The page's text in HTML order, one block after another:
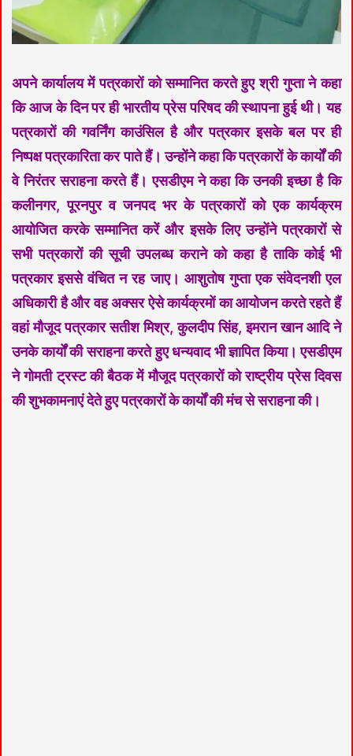
अपने कार्यालय में पत्रकारों को सम्मानित करते हुए श्री गुप्ता ने कहा
कि आज के दिन पर ही भारतीय प्रेस परिषद की स्थापना हुई थी। यह
पत्रकारों की गवर्निंग काउंसिल है और पत्रकार इसके बल पर ही
निष्पक्ष पत्रकारिता कर पाते हैं। उन्होंने कहा कि पत्रकारों के कार्यों की
वे निरंतर सराहना करते हैं। एसडीएम ने कहा कि उनकी इच्छा है कि
कलीनगर, पूरनपुर व जनपद भर के पत्रकारों को एक कार्यक्रम
आयोजित करके सम्मानित करें और इसके लिए उन्होंने पत्रकारों से
सभी पत्रकारों की सूची उपलब्ध कराने को कहा है ताकि कोई भी
पत्रकार इससे वंचित न रह जाए। आशुतोष गुप्ता एक संवेदनशी एल
अधिकारी है और वह अक्सर ऐसे कार्यक्रमों का आयोजन करते रहते हैं
वहां मौजूद पत्रकार सतीश मिश्र, कुलदीप सिंह, इमरान खान आदि ने
उनके कार्यों की सराहना करते हुए धन्यवाद भी ज्ञापित किया। एसडीएम
ने गोमती ट्रस्ट की बैठक में मौजूद पत्रकारों को राष्ट्रीय प्रेस दिवस
की शुभकामनाएं देते हुए पत्रकारों के कार्यों की मंच से सराहना की।